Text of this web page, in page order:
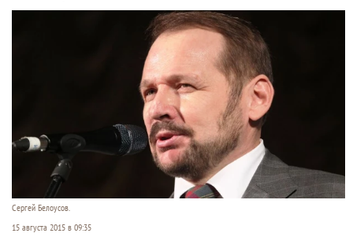
Сергей Белоусов.
15 августа 2015 в 09:35